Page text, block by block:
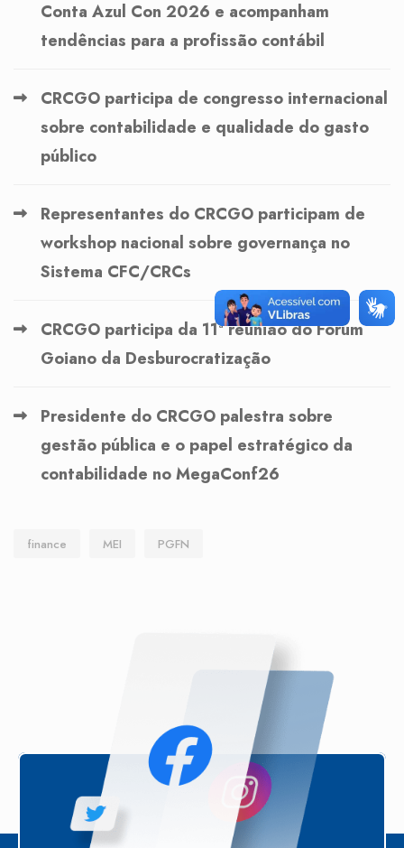
Conta Azul Con 2026 e acompanham
tendências para a profissão contábil
CRCGO participa de congresso internacional
sobre contabilidade e qualidade do gasto
público
Representantes do CRCGO participam de
workshop nacional sobre governança no
Sistema CFC/CRCs
CRCGO participa da 11ª reunião do Fórum
Goiano da Desburocratização
Presidente do CRCGO palestra sobre
gestão pública e o papel estratégico da
contabilidade no MegaConf26
finance MEI PGFN